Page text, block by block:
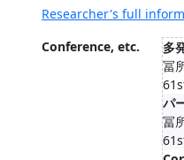
Researcher's full
Conference, etc.
多
冨
パ
冨